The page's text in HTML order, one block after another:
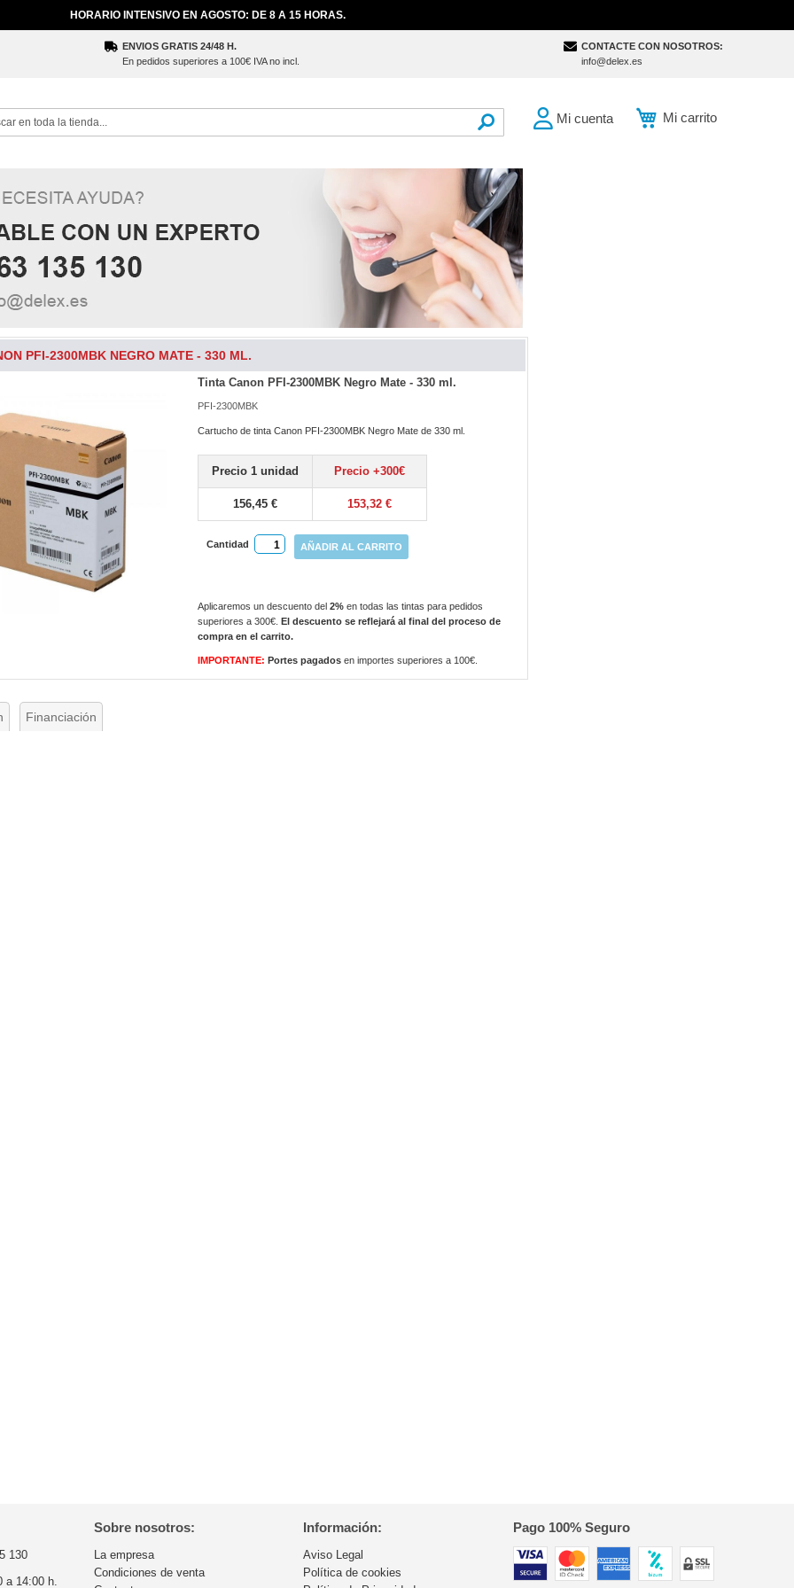
HORARIO INTENSIVO EN AGOSTO: DE 8 A 15 HORAS.
ENVIOS GRATIS 24/48 H.
En pedidos superiores a 100€ IVA no incl.
CONTACTE CON NOSOTROS:
info@delex.es
Mi carrito
Mi cuenta
PFI-2300MBK NEGRO MATE - 330 ML.
Tinta Canon PFI-2300MBK Negro Mate - 330 ml.
PFI-2300MBK
Cartucho de tinta Canon PFI-2300MBK Negro Mate de 330 ml.
Precio 1 unidad Precio +300€
156,45 € 153,32 €
Cantidad AÑADIR AL CARRITO
Aplicaremos un descuento del2% en todas las tintas para pedidos
superiores a 300€.El descuento se reflejará al final del proceso de
compra en el carrito.
IMPORTANTE: Portes pagadosen importes superiores a 100€.
Financiación
130
a 14:00 h.
Sobre nosotros:
La empresa
Condiciones de venta
Información:
Aviso Legal
Política de cookies
Pago 100% Seguro